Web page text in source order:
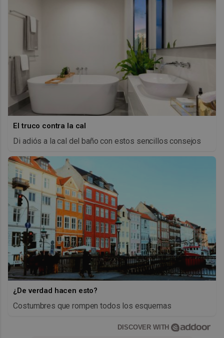
El truco contra la cal
Di adiós a la cal del baño con estos sencillos consejos
¿De verdad hacen esto?
Costumbres que rompen todos los esquemas
DISCOVER WITH